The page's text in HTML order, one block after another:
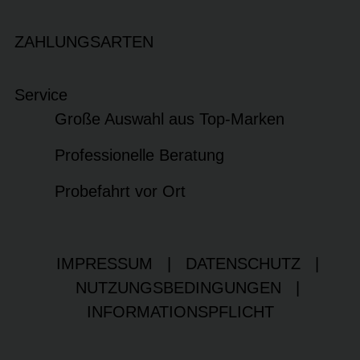
ZAHLUNGSARTEN
Service
Große Auswahl aus Top-Marken
Professionelle Beratung
Probefahrt vor Ort
IMPRESSUM DATENSCHUTZ
NUTZUNGSBEDINGUNGEN
INFORMATIONSPFLICHT